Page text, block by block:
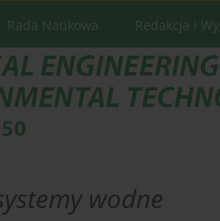
Rada Naukowa Redakcja i
wodne